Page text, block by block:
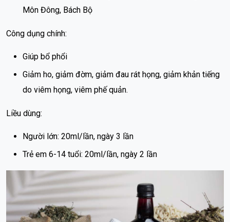
Môn Đông, Bách Bộ
Công dụng chính:
Giúp bổ phổi
Giảm ho, giảm đờm, giảm đau rát họng, giảm khản tiếng
do viêm họng, viêm phế quản.
Liều dùng:
Người lớn: 20ml/lần, ngày 3 lần
Trẻ em 6-14 tuổi: 20ml/lần, ngày 2 lần